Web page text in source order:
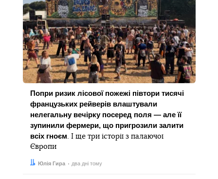
Попри ризик лісової пожежі півтори тисячі
французьких рейверів влаштували
нелегальну вечірку посеред поля — але її
зупинили фермери, що пригрозили залити
всіх гноєм . І ще три історії з палаючої
Європи
Автор:
Юлія Гира
Дата: два дні тому